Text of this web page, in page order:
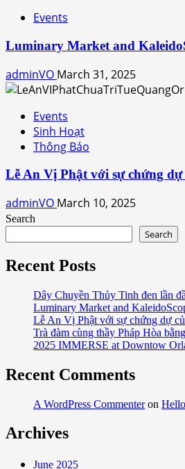
Events
Luminary Market and
adminVO March 31, 2025
Events
Sinh Hoạt
Thông Báo
Lễ An Vị Phật với sự chứng
adminVO March 10, 2025
Search
Search
Recent Posts
Dây Chuyền Thủy Tinh đen lần
Luminary Market and
Lễ An Vị Phật với sự chứng dự
Trà đàm cùng thầy Pháp Hòa
2025 IMMERSE at Downtow
Recent Comments
A WordPress Commenteron
Archives
June 2025